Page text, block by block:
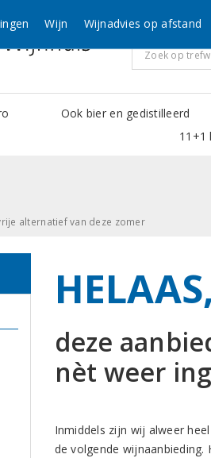
Ook bier en gedistilleerd
11+1
Wijn Wijnadvies op afstand
alternatief van deze zomer
HELAAS,
deze
nèt weer
Inmiddels zijn wij alweer
de volgende wijnaanbieding.